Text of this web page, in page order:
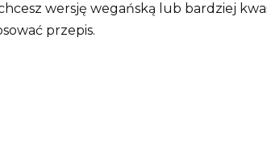
wersję wegańską lub bardziej
przepis.